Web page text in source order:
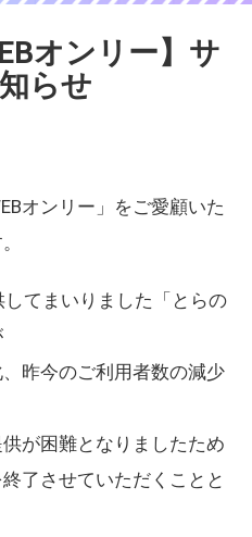
オンリー】サ
らせ
オンリー」をご愛顧いた
てまいりました「とらの
昨今のご利用者数の減少
が困難となりましたため
了させていただくことと